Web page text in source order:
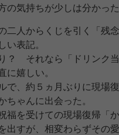
の気持ちが少しは分かった
二人からくじを引く「残
い表記。
？ それなら「ドリンク当
に嬉しい。
で、約５ヵ月ぶりに現場
ちゃんに出会った。
福を受けての現場復帰「
出すが、相変わらずその